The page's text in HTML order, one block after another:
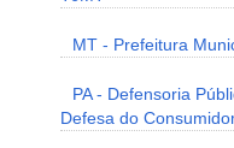
MT - Prefeitura
PA - Defensoria
Defesa do